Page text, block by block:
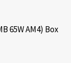
65W AM4) Box